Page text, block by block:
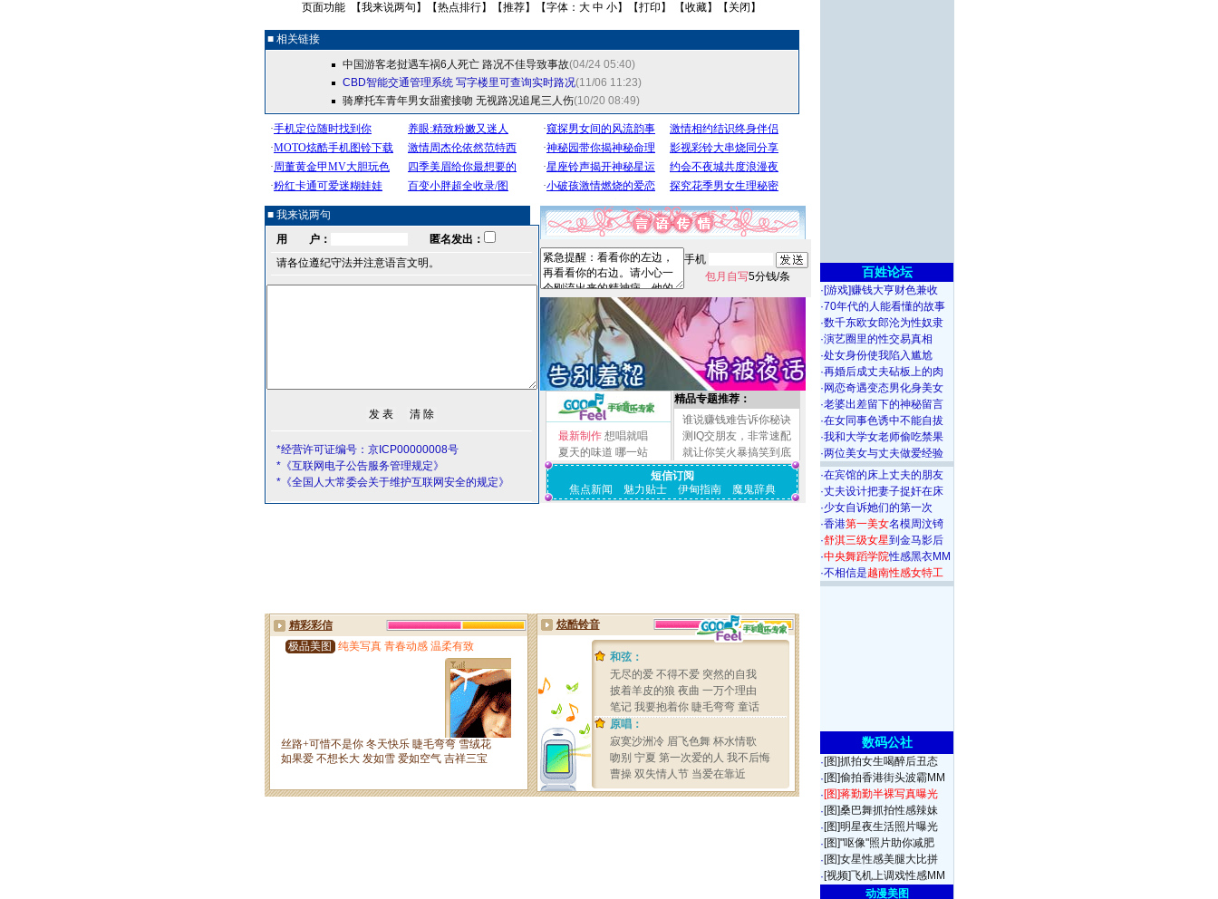
页面功能 【我来说两句 】【热点排行】【推荐】【字体： 大 中 小】【打印 】 【收藏】【 关闭 】
■ 相关链接
中国游客老挝遇车祸6人死亡 路况不佳导致事故(04/24 05:40)
CBD智能交通管理系统 写字楼里可查询实时路况(11/06 11:23)
骑摩托车青年男女甜蜜接吻 无视路况追尾三人伤(10/20 08:49)
■ 我来说两句
用 户：
匿名发出：
请各位遵纪守法并注意语言文明。
*经营许可证编号：京ICP00000008号
*《互联网电子公告服务管理规定》
*《全国人大常委会关于维护互联网安全的规定》
手机
包月自写5分钱/条
最新制作 想唱就唱
夏天的味道 哪一站
精品专题推荐：
谁说赚钱难告诉你秘诀
测IQ交朋友，非常速配
就让你笑火暴搞笑到底
短信订阅
焦点新闻
魅力贴士 伊甸指南 魔鬼辞典
百姓论坛
· [游戏]赚钱大亨财色兼收
·70年代的人能看懂的故事
·数千东欧女郎沦为性奴隶
·演艺圈里的性交易真相
·处女身份使我陷入尴尬
·再婚后成丈夫砧板上的肉
· 网恋奇遇变态男化身美女
·老婆出差留下的神秘留言
·在女同事色诱中不能自拔
·我和大学女老师偷吃禁果
·两位美女与丈夫做爱经验
·在宾馆的床上丈夫的朋友
·丈夫设计把妻子捉奸在床
·少女自诉她们的第一次
·香港第一美女名模周汶锜
·舒淇三级女星到金马影后
·中央舞蹈学院性感黑衣MM
·不相信是越南性感女特工
数码公社
· [图]抓拍女生喝醉后丑态
· [图]偷拍香港街头波霸MM
·[图]蒋勤勤半裸写真曝光
· [图]桑巴舞抓拍性感辣妹
· [图]明星夜生活照片曝光
· [图]"呕像"照片助你减肥
· [图]女星性感美腿大比拼
· [视频]飞机上调戏性感MM
动漫美图